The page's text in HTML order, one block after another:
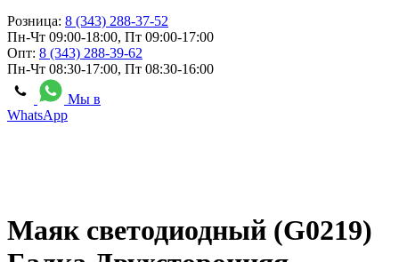
Розница: 8 (343) 288-37-52
Пн-Чт 09:00-18:00, Пт 09:00-17:00
Опт: 8 (343) 288-39-62
Пн-Чт 08:30-17:00, Пт 08:30-16:00
Мы в
WhatsApp
Маяк светодиодный (G0219)